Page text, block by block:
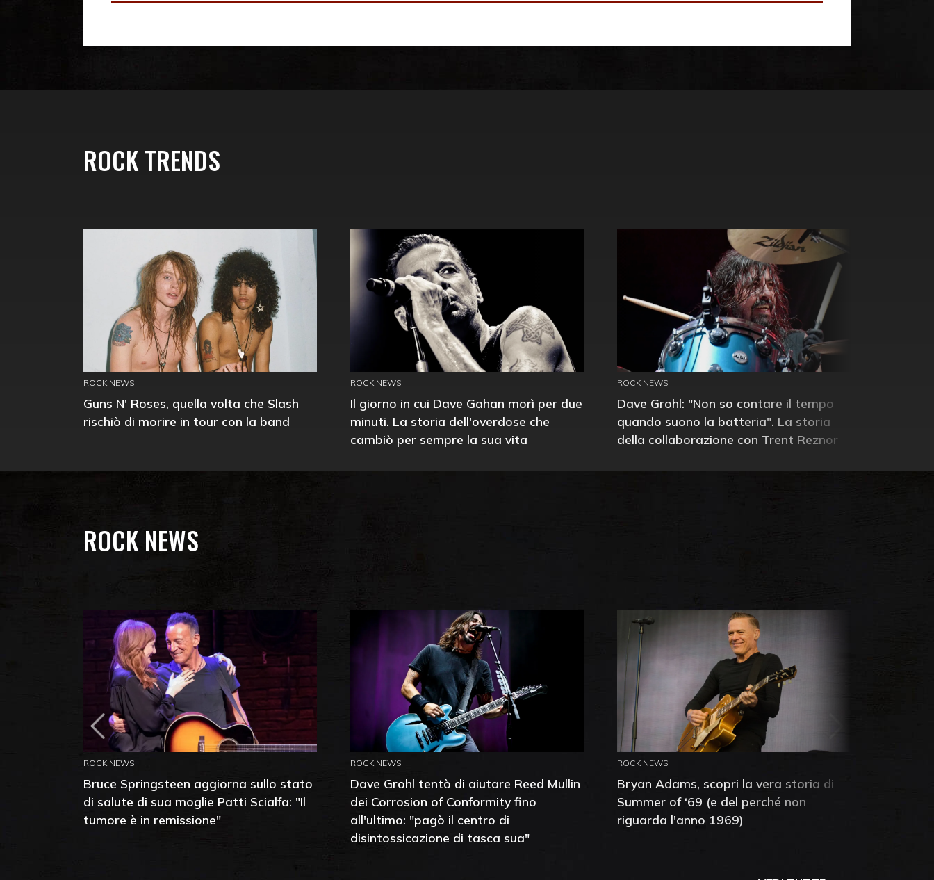
ROCK TRENDS
ROCK NEWS
Guns N' Roses, quella volta che Slash
rischiò di morire in tour con la band
ROCK NEWS
Il giorno in cui Dave Gahan morì per due
minuti. La storia dell'overdose che
cambiò per sempre la sua vita
ROCK NEWS
Dave Grohl: "Non so contare il tempo
quando suono la batteria". La storia
della collaborazione con Trent Reznor
ROCK NEWS
ROCK NEWS
Bruce Springsteen aggiorna sullo stato
di salute di sua moglie Patti Scialfa: "Il
tumore è in remissione"
ROCK NEWS
Dave Grohl tentò di aiutare Reed Mullin
dei Corrosion of Conformity fino
all'ultimo: "pagò il centro di
disintossicazione di tasca sua"
ROCK NEWS
Bryan Adams, scopri la vera storia di
Summer of ‘69 (e del perché non
riguarda l'anno 1969)